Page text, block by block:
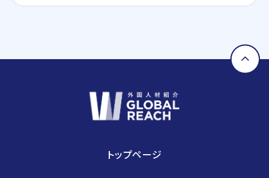
ンフラ設計・評価検証業務等を提供しております。さ
トップページ